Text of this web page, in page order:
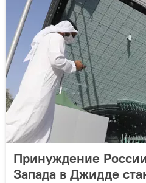
Принуждение
Запада в Джидде